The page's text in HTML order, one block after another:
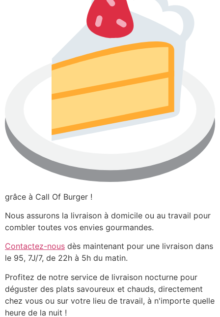
grâce à Call Of Burger !
Nous assurons la livraison à domicile ou au travail pour
combler toutes vos envies gourmandes.
Contactez-nous dès maintenant pour une livraison dans
le 95, 7J/7, de 22h à 5h du matin.
Profitez de notre service de livraison nocturne pour
déguster des plats savoureux et chauds, directement
chez vous ou sur votre lieu de travail, à n'importe quelle
heure de la nuit !